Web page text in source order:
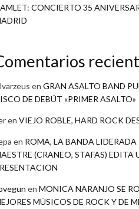
CONCIERTO 35
en GRAN ASALTO BAND
DE DEBÚT «PRIMER ASALTO»
en VIEJO ROBLE, HARD ROCK
en ROMA, LA BANDA LIDERADA
(CRANEO, STAFAS) EDITA
en MONICA NARANJO SE
MÚSICOS DE ROCK Y DE